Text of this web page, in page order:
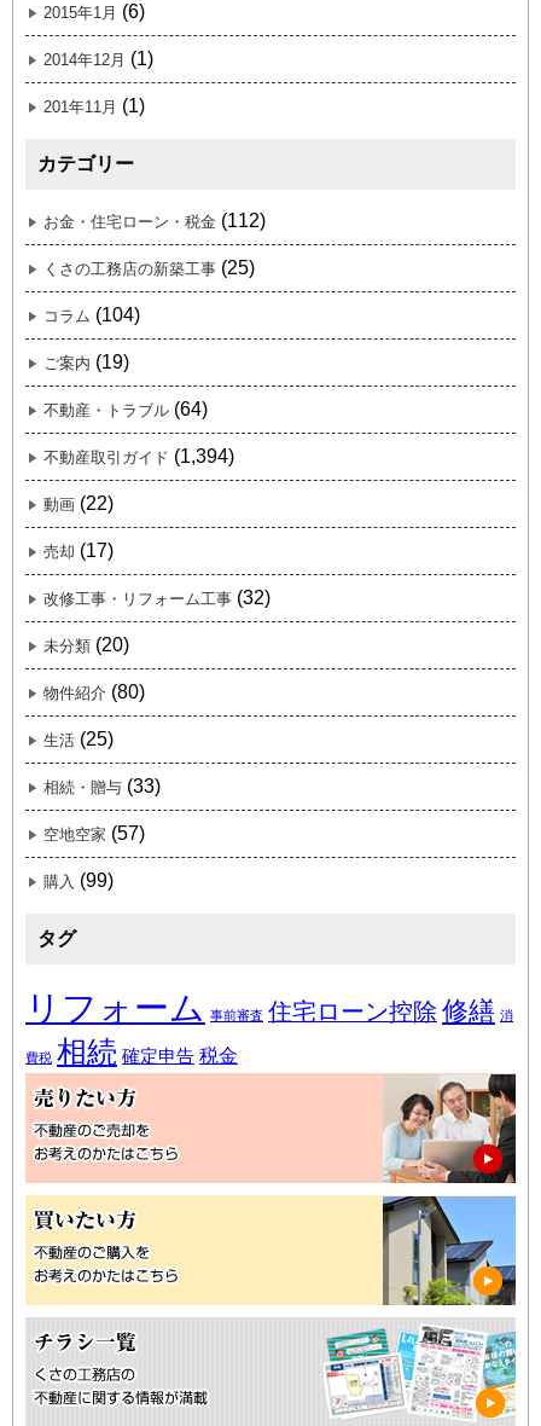
2015年1月 (6)
2014年12月 (1)
201年11月 (1)
カテゴリー
お金・住宅ローン・税金 (112)
くさの工務店の新築工事 (25)
コラム (104)
ご案内 (19)
不動産・トラブル (64)
不動産取引ガイド (1,394)
動画 (22)
売却 (17)
改修工事・リフォーム工事 (32)
未分類 (20)
物件紹介 (80)
生活 (25)
相続・贈与 (33)
空地空家 (57)
購入 (99)
タグ
リフォーム 事前審査 住宅ローン控除 修繕 消
費税 相続 確定申告 税金